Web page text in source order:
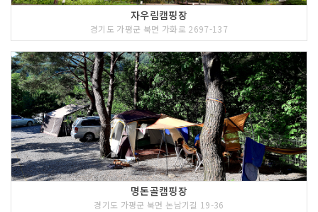
자우림캠핑장
경기도 가평군 북면 가화로 2697-137
명돈골캠핑장
경기도 가평군 북면 논남기길 19-36